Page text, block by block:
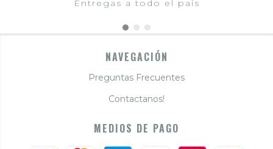
Entregas a todo el país
NAVEGACIÓN
Preguntas Frecuentes
Contactanos!
MEDIOS DE PAGO